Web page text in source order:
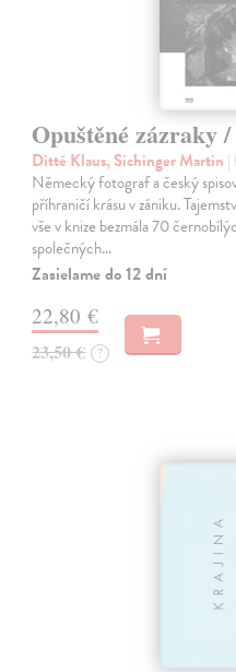
Opuštěné zázraky
Ditté Klaus, Sichinger Martin |
Německý fotograf a český
příhraničí krásu v zániku.
vše v knize bezmála 70
společných…
Zasielame do 12 dní
22,80 €
23,50 € ?